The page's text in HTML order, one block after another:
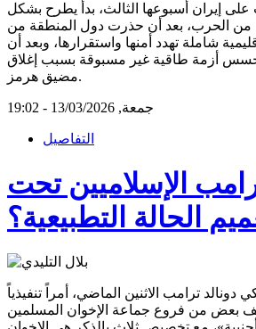
إيران أسبوعها الثالث، بدأ يطرح بشكل
الحرب، بعد أن حذرت دول المنطقة من
شاملة تهدد أمنها واستقرارها، وبعد أن
أزمة طاقية غير مسبوقة بسبب إغلاق
مضيق هرمز.
جمعة, 13/03/2026 - 19:02
التفاصيل
الإسلاميين تحت
الحالة التطبيعية؟
دونالد ترامب الاثنين الماضي، أمراً تنفيذياً
بعض من فروع جماعة الإخوان المسلمين